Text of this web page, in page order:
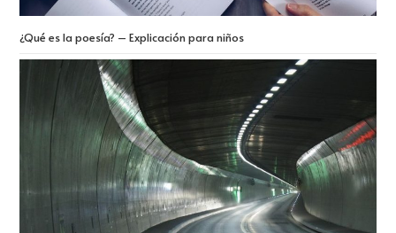
¿Qué es la poesía? – Explicación para niños